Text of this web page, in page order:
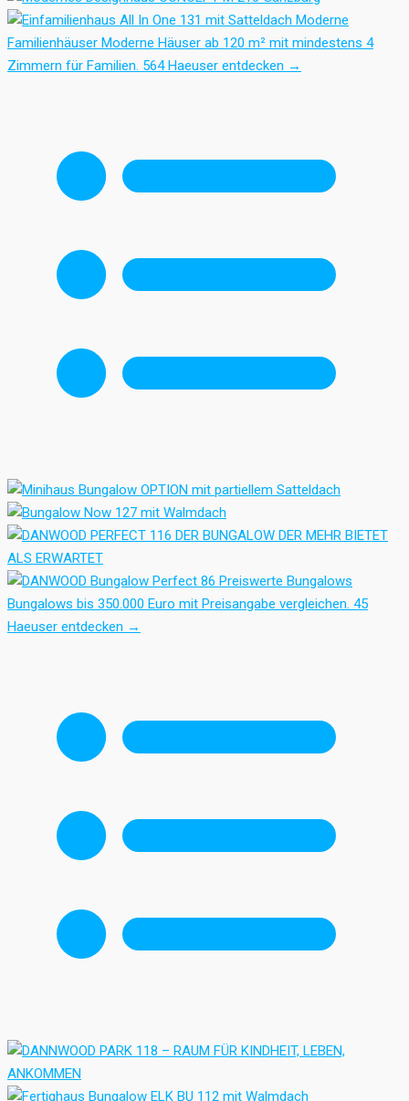
Moderne
Familienhäuser Moderne Häuser ab 120 m² mit mindestens 4
Zimmern für Familien. 564 Haeuser entdecken →
Preiswerte Bungalows
Bungalows bis 350.000 Euro mit Preisangabe vergleichen. 45
Haeuser entdecken →